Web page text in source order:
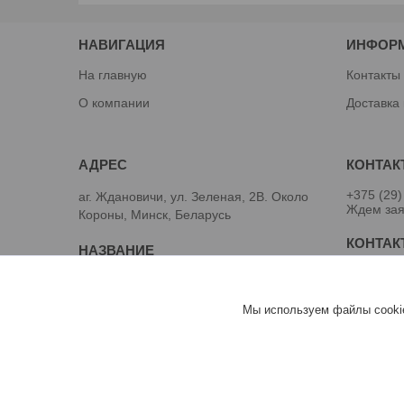
НАВИГАЦИЯ
На главную
О компании
Контакты
аг. Ждановичи, ул. Зеленая, 2В. Около
Короны, Минск, Беларусь
+375
Ждем
Мы используем файлы